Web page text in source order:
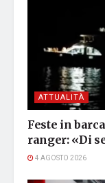
ATTUALITÀ
Feste in
ranger: «Di
4 AGOSTO 2026